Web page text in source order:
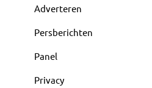
Adverteren
Persberichten
Panel
Privacy